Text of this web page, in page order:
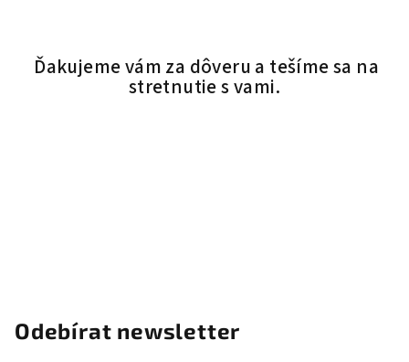
Ďakujeme vám za dôveru a tešíme sa na
stretnutie s vami.
Odebírat newsletter